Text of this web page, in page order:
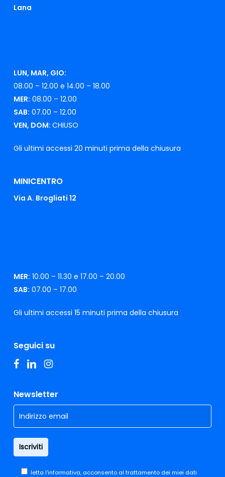
Lana
LUN, MAR, GIO:
08.00 – 12.00 e 14.00 – 18.00
MER: 08.00 – 12.00
SAB: 07.00 – 12.00
VEN, DOM: CHIUSO
Gli ultimi accessi 20 minuti prima della chiusura
MINICENTRO
Via A. Brogliati 12
MER: 10.00 – 11.30 e 17.00 – 20.00
SAB: 07.00 – 17.00
Gli ultimi accessi 15 minuti prima della chiusura
Seguici su
facebook
linkedininstagram
Newsletter
lettal'informativa, acconsento al trattamento dei miei dati